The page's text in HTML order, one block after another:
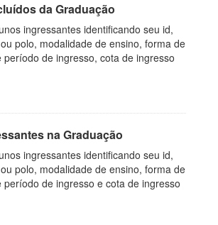
da Graduação
ingressantes identificando seu id,
polo, modalidade de ensino, forma de
período de ingresso, cota de ingresso
na Graduação
ingressantes identificando seu id,
polo, modalidade de ensino, forma de
período de ingresso e cota de ingresso